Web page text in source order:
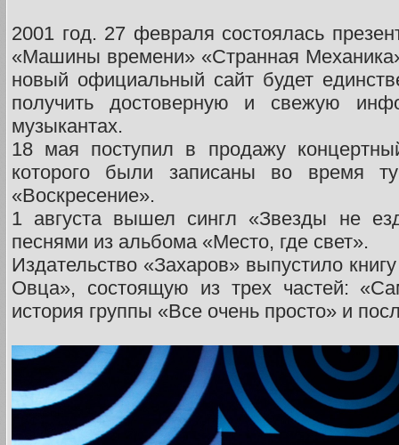
2001 год. 27 февраля состоялась
«Машины времени» «Странная
новый официальный сайт будет
получить достоверную и свежую
музыкантах.
18 мая поступил в продажу
которого были записаны во время
«Воскресение».
1 августа вышел сингл «Звезды не
песнями из альбома «Место, где свет».
Издательство «Захаров» выпустило
Овца», состоящую из трех частей:
история группы «Все очень просто» и